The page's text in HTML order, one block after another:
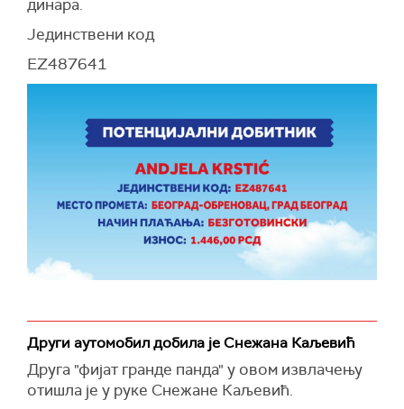
динара.
Јединствени код
EZ487641
Други аутомобил добила је Снежана Каљевић
Друга "фијат гранде панда" у овом извлачењу
отишла је у руке Снежане Каљевић.